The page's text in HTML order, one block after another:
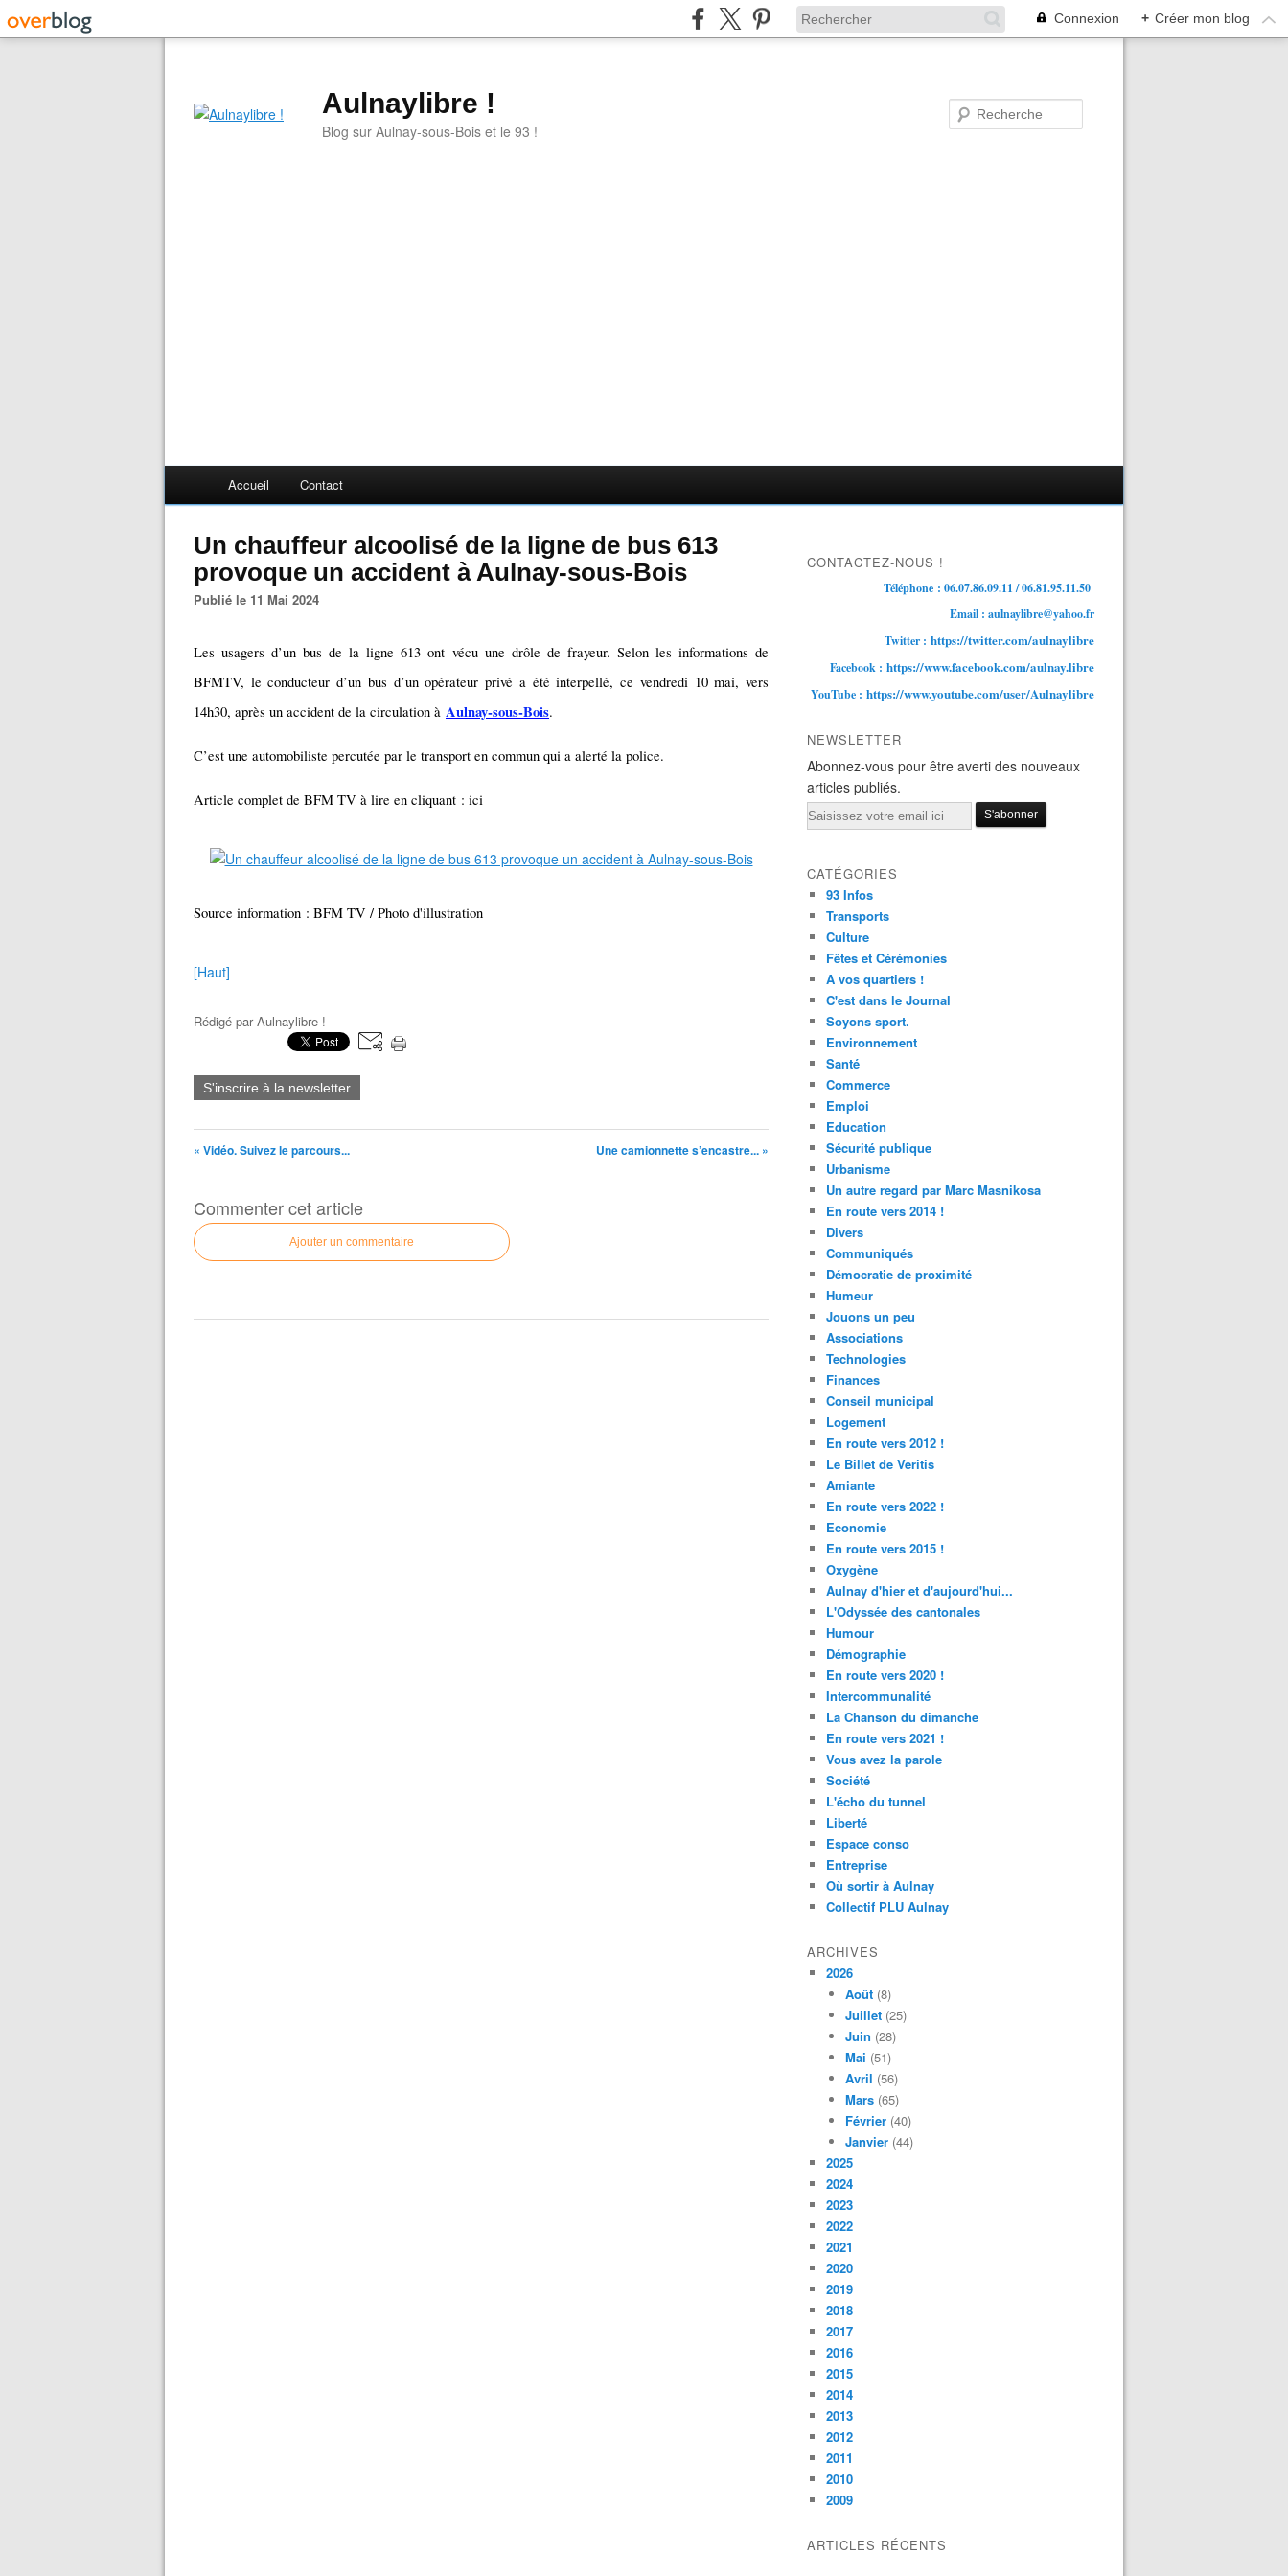
Connexion + Créer mon blog
Aulnaylibre !
Blog sur Aulnay-sous-Bois et le 93 !
Accueil Contact
Un chauffeur alcoolisé de la ligne de bus 613
provoque un accident à Aulnay-sous-Bois
Publié le 11 Mai 2024
Les usagers d’un bus de la ligne 613 ont vécu une drôle de frayeur. Selon les informations de
BFMTV, le conducteur d’un bus d’un opérateur privé a été interpellé, ce vendredi 10 mai, vers
14h30, après un accident de la circulation à Aulnay-sous-Bois.
C’est une automobiliste percutée par le transport en commun qui a alerté la police.
Article complet de BFM TV à lire en cliquant : ici
Source information : BFM TV / Photo d'illustration
[Haut]
Rédigé parAulnaylibre !
S'inscrire à la newsletter
« Vidéo. Suivez le parcours... Une camionnette s’encastre... »
Commenter cet article
Ajouter un commentaire
CONTACTEZ-NOUS !
Téléphone : 06.07.86.09.11 / 06.81.95.11.50
Email : aulnaylibre@yahoo.fr
Twitter : https://twitter.com/aulnaylibre
Facebook : https://www.facebook.com/aulnay.libre
YouTube : https://www.youtube.com/user/Aulnaylibre
NEWSLETTER
Abonnez-vous pour être averti des nouveaux
articles publiés.
Email
CATÉGORIES
93 Infos
Transports
Culture
Fêtes et Cérémonies
A vos quartiers !
C'est dans le Journal
Soyons sport.
Environnement
Santé
Commerce
Emploi
Education
Sécurité publique
Urbanisme
Un autre regard par Marc Masnikosa
En route vers 2014 !
Divers
Communiqués
Démocratie de proximité
Humeur
Jouons un peu
Associations
Technologies
Finances
Conseil municipal
Logement
En route vers 2012 !
Le Billet de Veritis
Amiante
En route vers 2022 !
Economie
En route vers 2015 !
Oxygène
Aulnay d'hier et d'aujourd'hui...
L'Odyssée des cantonales
Humour
Démographie
En route vers 2020 !
Intercommunalité
La Chanson du dimanche
En route vers 2021 !
Vous avez la parole
Société
L'écho du tunnel
Liberté
Espace conso
Entreprise
Où sortir à Aulnay
Collectif PLU Aulnay
ARCHIVES
2026
Août (8)
Juillet (25)
Juin (28)
Mai (51)
Avril (56)
Mars (65)
Février (40)
Janvier (44)
2025
2024
2023
2022
2021
2020
2019
2018
2017
2016
2015
2014
2013
2012
2011
2010
2009
ARTICLES RÉCENTS